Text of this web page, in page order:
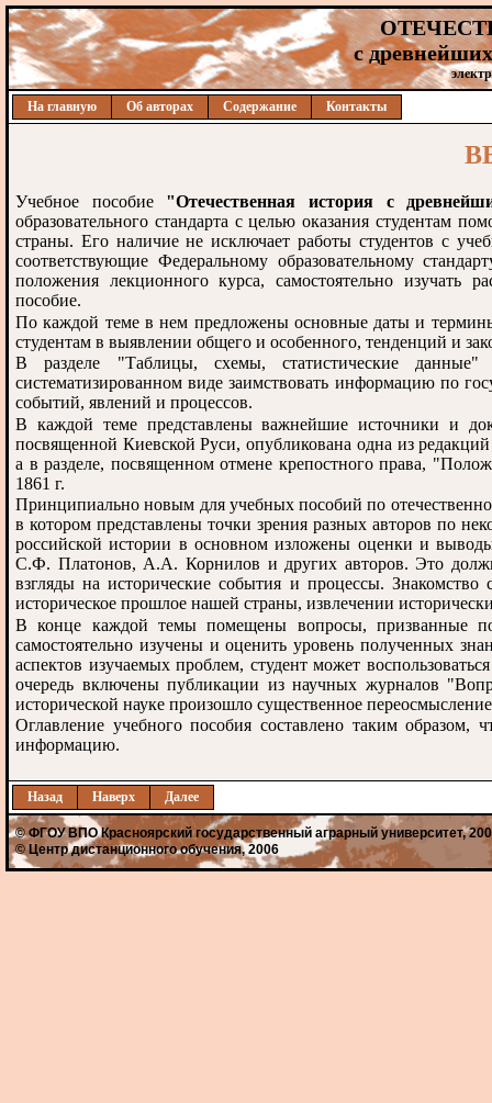
с
На главную Об авторах Содержание Контакты
Учебное пособие "Отечественная история с
образовательного стандарта с целью оказания студентам
страны. Его наличие не исключает работы студентов с
соответствующие Федеральному образовательному
положения лекционного курса, самостоятельно изучать
пособие.
По каждой теме в нем предложены основные даты и
студентам в выявлении общего и особенного, тенденций и
В разделе "Таблицы, схемы, статистические
систематизированном виде заимствовать информацию по
событий, явлений и процессов.
В каждой теме представлены важнейшие источники и
посвященной Киевской Руси, опубликована одна из
а в разделе, посвященном отмене крепостного права,
1861 г.
Принципиально новым для учебных пособий по
в котором представлены точки зрения разных авторов по
российской истории в основном изложены оценки и
С.Ф. Платонов, А.А. Корнилов и других авторов. Это
взгляды на исторические события и процессы.
историческое прошлое нашей страны, извлечении
В конце каждой темы помещены вопросы, призванные
самостоятельно изучены и оценить уровень полученных
аспектов изучаемых проблем, студент может
очередь включены публикации из научных журналов
исторической науке произошло существенное
Оглавление учебного пособия составлено таким
информацию.
Назад Наверх Далее
© ФГОУ ВПО Красноярский государственный аграрный университет,
© Центр дистанционного обучения, 2006